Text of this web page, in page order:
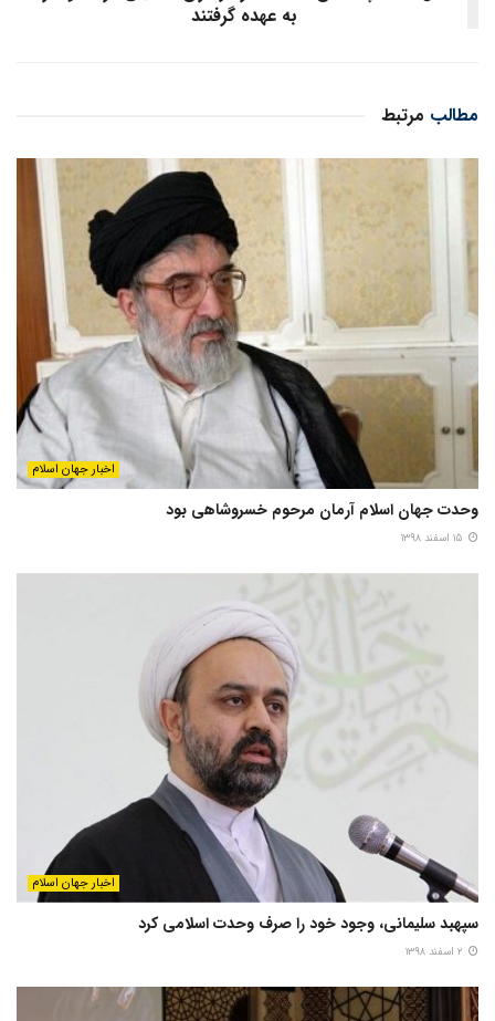
به عهده گرفتند
مرتبط مطالب
اخبار جهان اسلام
وحدت جهان اسلام آرمان مرحوم خسروشاهی بود
اخبار جهان اسلام
سپهبد سلیمانی، وجود خود را صرف وحدت اسلامی کرد